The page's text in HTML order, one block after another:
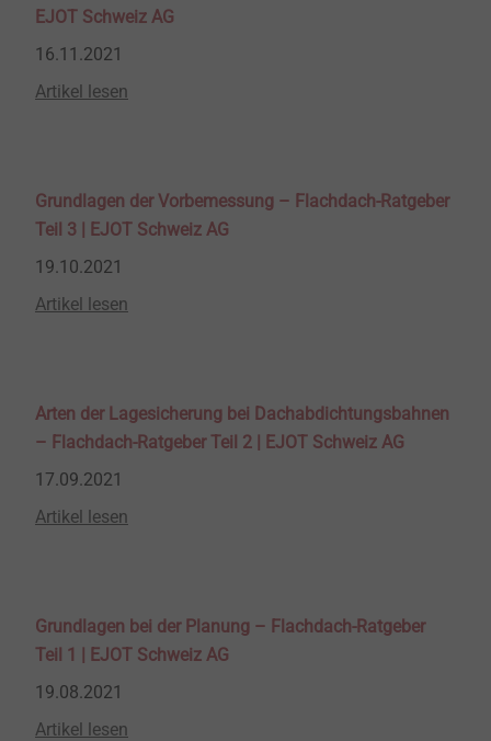
EJOT Schweiz AG
16.11.2021
Artikel lesen
Grundlagen der Vorbemessung – Flachdach-Ratgeber
Teil 3 | EJOT Schweiz AG
19.10.2021
Artikel lesen
Arten der Lagesicherung bei Dachabdichtungsbahnen
– Flachdach-Ratgeber Teil 2 | EJOT Schweiz AG
17.09.2021
Artikel lesen
Grundlagen bei der Planung – Flachdach-Ratgeber
Teil 1 | EJOT Schweiz AG
19.08.2021
Artikel lesen